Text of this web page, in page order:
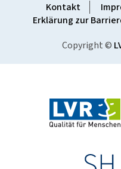
Kontakt
Erklärung zur
Copyright ©